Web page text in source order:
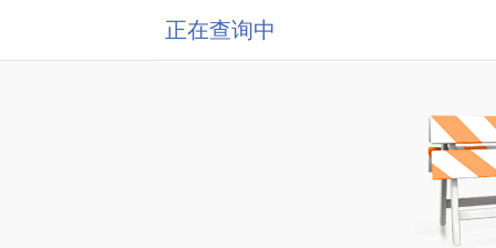
正在查询中